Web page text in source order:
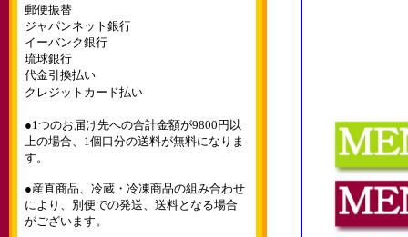
郵便振替
ジャパンネット銀行
イーバンク銀行
琉球銀行
代金引換払い
クレジットカード払い
●1つのお届け先への合計金額が9800円以
上の場合、1個口分の送料が無料になりま
す。
●産直商品、冷蔵・冷凍商品の組み合わせ
により、別便での発送、送料となる場合
がございます。